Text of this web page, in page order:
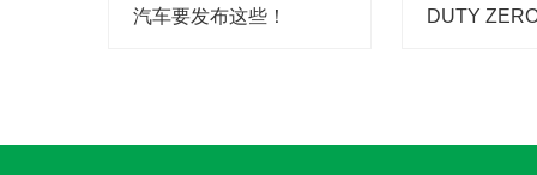
汽车要发布这些！
DUTY